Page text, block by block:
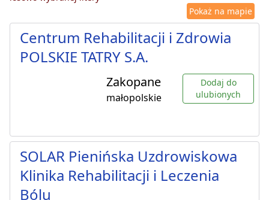
Pokaż na mapie
Centrum Rehabilitacji i Zdrowia
POLSKIE TATRY S.A.
Zakopane
małopolskie
Dodaj do
ulubionych
SOLAR Pienińska Uzdrowiskowa
Klinika Rehabilitacji i Leczenia
Bólu